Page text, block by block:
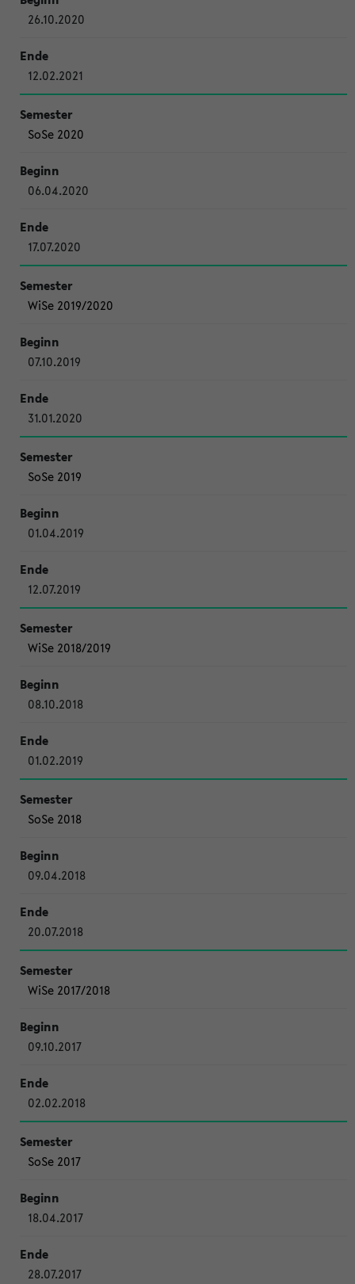
26.10.2020
12.02.2021
SoSe 2020
06.04.2020
17.07.2020
WiSe 2019/2020
07.10.2019
31.01.2020
SoSe 2019
01.04.2019
12.07.2019
WiSe 2018/2019
08.10.2018
01.02.2019
SoSe 2018
09.04.2018
20.07.2018
WiSe 2017/2018
09.10.2017
02.02.2018
SoSe 2017
18.04.2017
28.07.2017